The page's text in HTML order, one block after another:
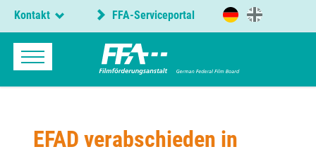
Kontakt FFA-Serviceportal
EFAD verabschieden in